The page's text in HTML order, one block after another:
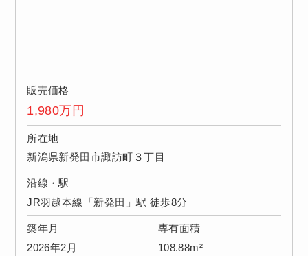
販売価格
1,980万円
所在地
新潟県新発田市諏訪町３丁目
沿線・駅
JR羽越本線「新発田」駅 徒歩8分
築年月
2026年2月
専有面積
108.88m²